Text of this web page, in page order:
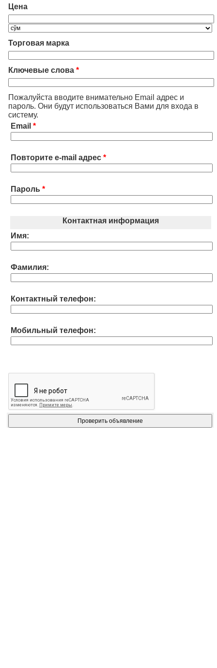
Цена
Торговая марка
Ключевые слова *
Пожалуйста вводите внимательно Email адрес и
пароль. Они будут использоваться Вами для входа в
систему.
Email *
Повторите e-mail адрес *
Пароль *
Контактная информация
Имя:
Фамилия:
Контактный телефон:
Мобильный телефон: